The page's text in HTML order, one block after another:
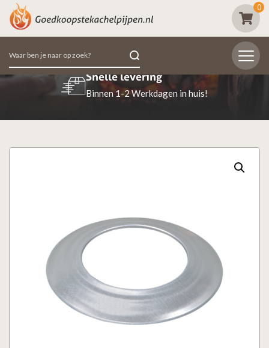
0
Zoeken
naar:
Beoordeeld met een 9.7
98% van de klanten beoordeeld ons positief